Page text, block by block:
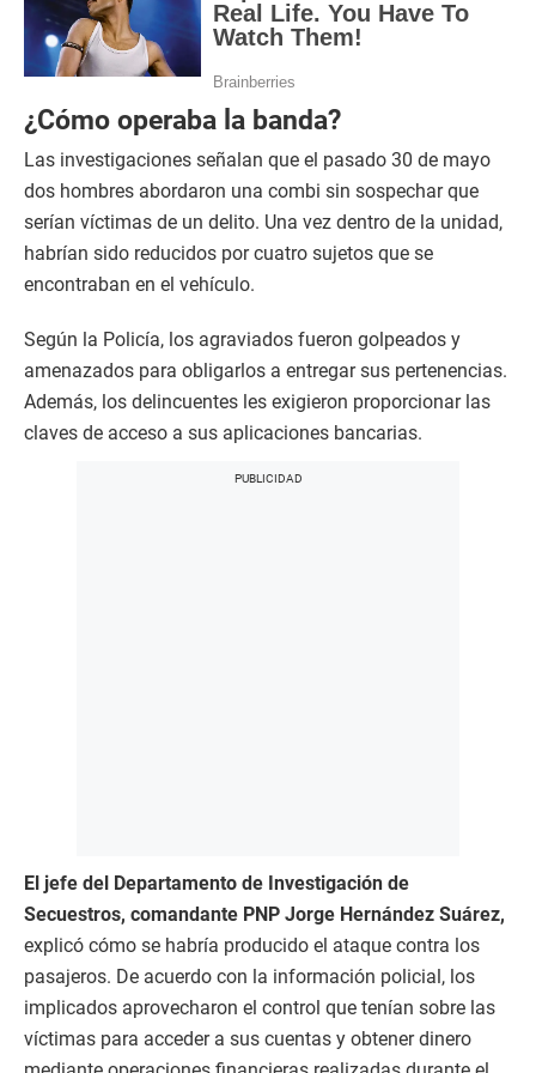
u
t
s
c
o
n
d
¿Cómo operaba la banda?
Las investigaciones señalan que el pasado 30 de mayo
dos hombres abordaron una combi sin sospechar que
serían víctimas de un delito. Una vez dentro de la unidad,
habrían sido reducidos por cuatro sujetos que se
encontraban en el vehículo.
Según la Policía, los agraviados fueron golpeados y
amenazados para obligarlos a entregar sus pertenencias.
Además, los delincuentes les exigieron proporcionar las
claves de acceso a sus aplicaciones bancarias.
El jefe del Departamento de Investigación de
Secuestros, comandante PNP Jorge Hernández Suárez,
explicó cómo se habría producido el ataque contra los
pasajeros. De acuerdo con la información policial, los
implicados aprovecharon el control que tenían sobre las
víctimas para acceder a sus cuentas y obtener dinero